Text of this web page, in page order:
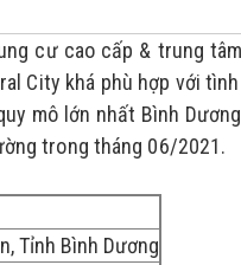
cư cao cấp & trung
City khá phù hợp với
mô lớn nhất Bình
trong tháng 06/2021.
Tỉnh Bình Dương